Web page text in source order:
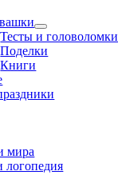
Тесты и головоломки
Поделки
Книги
мира
логопедия